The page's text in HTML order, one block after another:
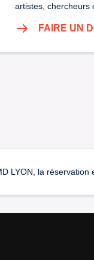
artistes, chercheurs
FAIRE UN
LYON, la